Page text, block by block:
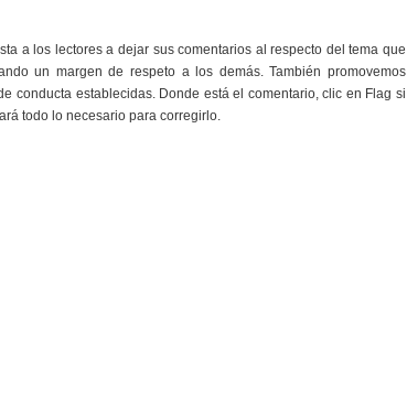
a los lectores a dejar sus comentarios al respecto del tema que
un margen de respeto a los demás. También promovemos
conducta establecidas. Donde está el comentario, clic en Flag si
todo lo necesario para corregirlo.